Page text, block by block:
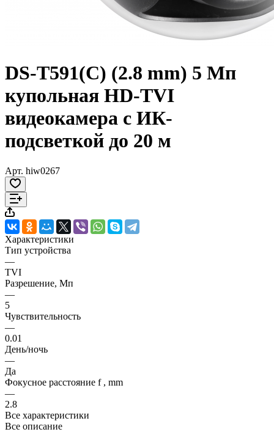
DS-T591(C) (2.8 mm) 5 Мп
купольная HD-TVI
видеокамера с ИК-
подсветкой до 20 м
Арт. hiw0267
Характеристики
Тип устройства
—
TVI
Разрешение, Мп
—
5
Чувствительность
—
0.01
День/ночь
—
Да
Фокусное расстояние f , mm
—
2.8
Все характеристики
Все описание